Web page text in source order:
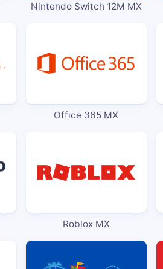
Nintendo Switch 12M MX
Office 365 MX
Roblox MX